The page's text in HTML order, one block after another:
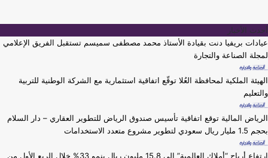
أحدث الأخبار
عيادات بريفيا دنت بقيادة الأستاذ محمد مصطفى سميسم تستقبل الفريق الإعلامي
لمجلة الصناعة والتجارة
الهيئة الملكية لمحافظة العُلا توقّع اتفاقية استثمارية مع الشركة الوطنية للتربية
والتعليم
الرياض المالية توقع اتفاقية تأسيس صندوق الرياض للتطوير العقاري – دار السلام
بحجم 1.5 مليار ريال سعودي لتطوير مشروع متعدد الاستخدامات
ارتفاع أرباح “أملاك العالمية” إلى 15.8 مليون ريال بنمو 33% خلال الربع الأول من